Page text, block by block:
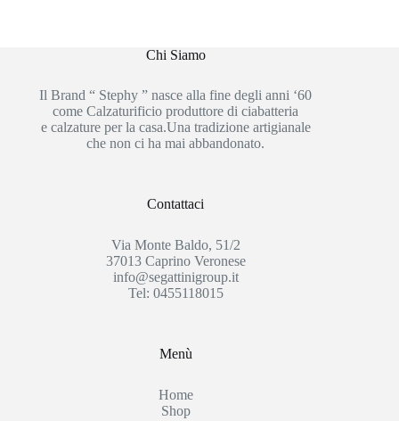
Chi Siamo
Il Brand “ Stephy ” nasce alla fine degli anni ‘60
come Calzaturificio produttore di ciabatteria
e calzature per la casa.Una tradizione artigianale
che non ci ha mai abbandonato.
Contattaci
Via Monte Baldo, 51/2
37013 Caprino Veronese
info@segattinigroup.it
Tel: 0455118015
Menù
Home
Shop